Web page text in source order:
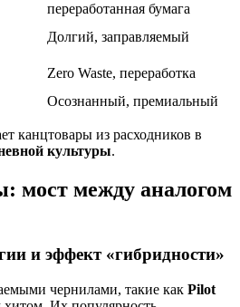
переработанная бумага
Долгий, заправляемый
Zero Waste, переработка
Осознанный, премиальный
канцтовары из расходников в
культуры.
мост между аналогом
и эффект «гибридности»
чернилами, такие как Pilot